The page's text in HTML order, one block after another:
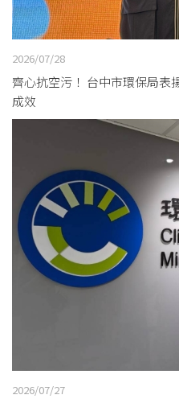
2026/07/28
齊心抗空污！ 台中市環保局表
成效
2026/07/27